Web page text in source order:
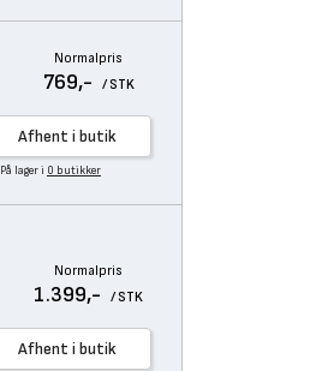
Normalpris
769,- / STK
Afhent i butik
På lager i 0 butikker
Normalpris
1.399,- / STK
Afhent i butik